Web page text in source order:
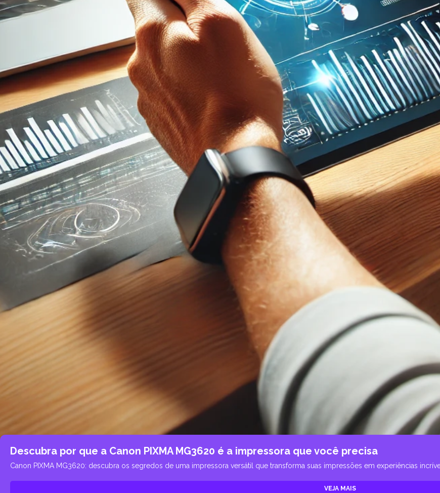
Descubra por que a Canon PIXMA MG3620 é a impressora que você precisa
Canon PIXMA MG3620: descubra os segredos de uma impressora versátil que transforma suas impressões em experiências
VEJA MAIS